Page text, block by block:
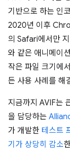
기반으로 하는 인
2020년 이후
의 Safari에서만
와 같은 애니메이
작은 파일 크기에
든 사용 사례를 해
지금까지 AVIF는
을 담당하는
가 개발한 테스트
기가 상당히 감소